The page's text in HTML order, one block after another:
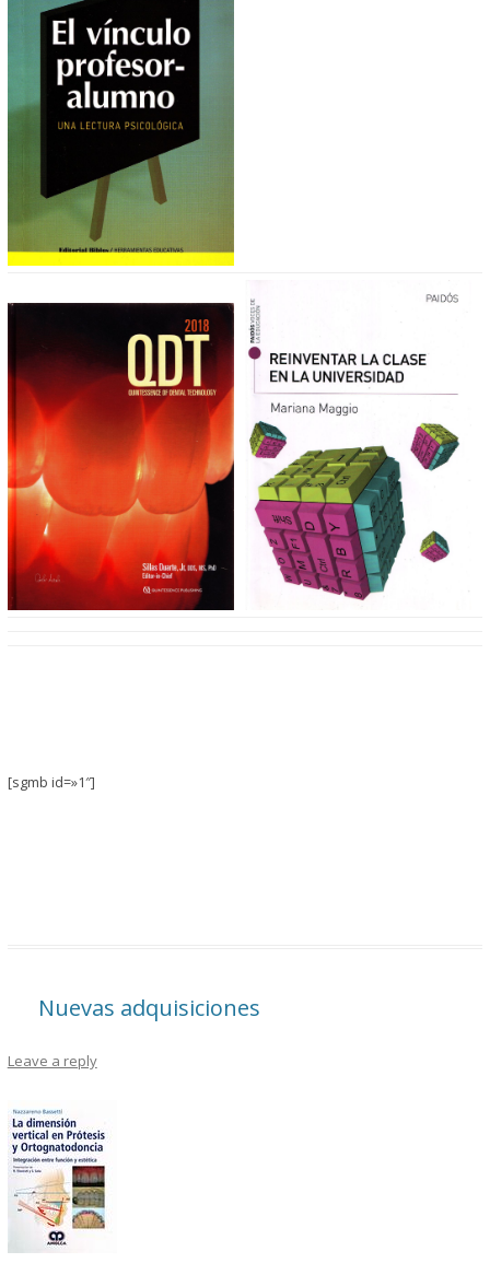
[sgmb id=»1″]
Nuevas adquisiciones
Leave a reply